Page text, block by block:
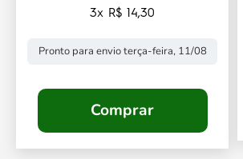
3x R$ 14,30
Pronto para envio terça-feira, 11/08
Comprar